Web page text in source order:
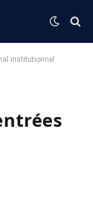
institutionnel